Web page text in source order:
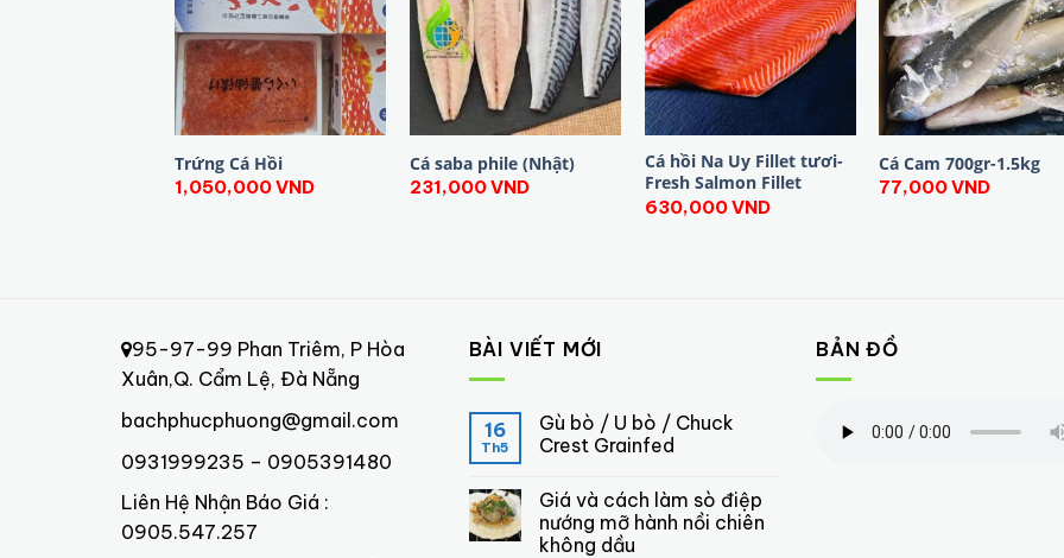
Trứng Cá Hồi
1,050,000VND
Cá saba phile (Nhật)
231,000VND
Cá hồi Na Uy Fillet tươi-
Fresh Salmon Fillet
630,000VND
Cá Cam 700gr-1.5kg
77,000VND
95-97-99 Phan Triêm, P Hòa
Xuân,Q. Cẩm Lệ, Đà Nẵng
bachphucphuong@gmail.com
0931999235 – 0905391480
Liên Hệ Nhận Báo Giá :
0905.547.257
BÀI VIẾT MỚI
16
Th5
Gù bò / U bò / Chuck
Crest Grainfed
Giá và cách làm sò điệp
nướng mỡ hành nồi chiên
không dầu
BẢN ĐỒ